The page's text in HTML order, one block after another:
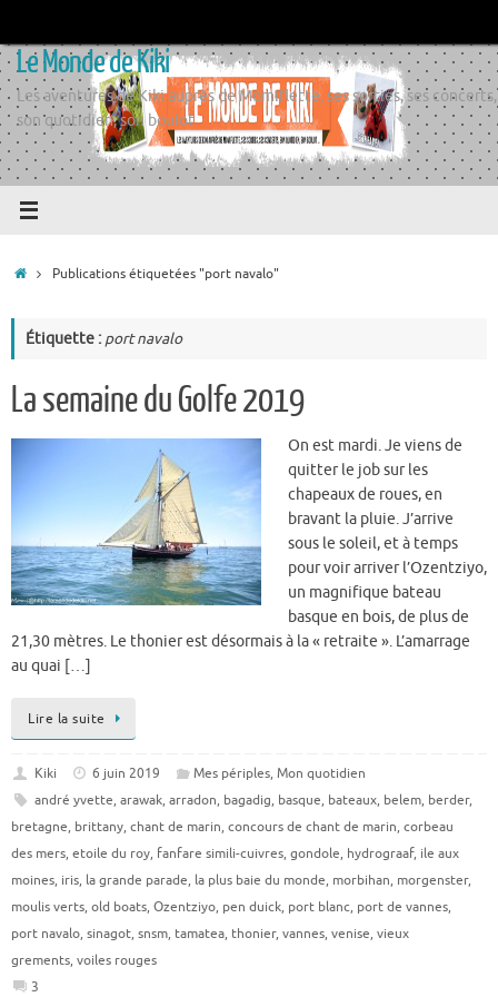
contenu
Le Monde de Kiki
Les aventures de Kiki auprès de Momiflette, ses sorties, ses concerts,
son quotidien, son boulot
AccueilPublications étiquetées "port navalo"
Étiquette : port navalo
La semaine du Golfe 2019
On est mardi. Je viens de
quitter le job sur les
chapeaux de roues, en
bravant la pluie. J’arrive
sous le soleil, et à temps
pour voir arriver l’Ozentziyo,
un magnifique bateau
basque en bois, de plus de
21,30 mètres. Le thonier est désormais à la « retraite ». L’amarrage
au quai […]
Lire la suite
Kiki 6 juin 2019 Mes périples, Mon quotidien
andré yvette, arawak, arradon, bagadig, basque, bateaux, belem, berder,
bretagne, brittany, chant de marin, concours de chant de marin, corbeau
des mers, etoile du roy, fanfare simili-cuivres, gondole, hydrograaf, ile aux
moines, iris, la grande parade, la plus baie du monde, morbihan, morgenster,
moulis verts, old boats, Ozentziyo, pen duick, port blanc, port de vannes,
port navalo, sinagot, snsm, tamatea, thonier, vannes, venise, vieux
grements, voiles rouges
3